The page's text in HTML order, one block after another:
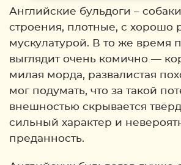
Back
Английские бульдоги –
строения, плотные, с хорошо
мускулатурой. В то же время
выглядит очень комично —
милая морда, развалистая
мог подумать, что за такой
внешностью скрывается
сильный характер и
преданность.